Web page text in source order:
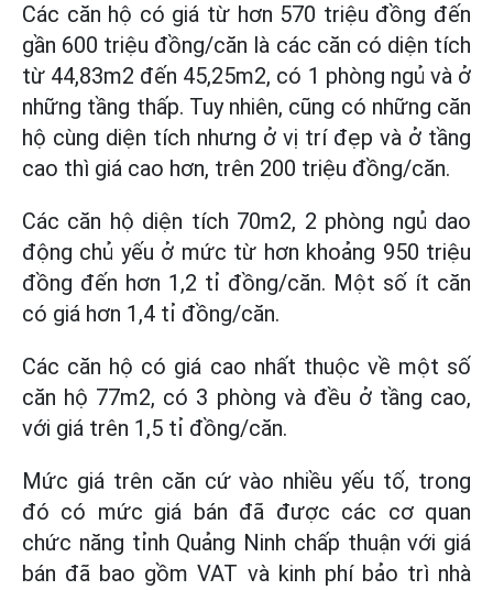
Các căn hộ có giá từ hơn 570 triệu đồng đến
gần 600 triệu đồng/căn là các căn có diện tích
từ 44,83m2 đến 45,25m2, có 1 phòng ngủ và ở
những tầng thấp. Tuy nhiên, cũng có những căn
hộ cùng diện tích nhưng ở vị trí đẹp và ở tầng
cao thì giá cao hơn, trên 200 triệu đồng/căn.
Các căn hộ diện tích 70m2, 2 phòng ngủ dao
động chủ yếu ở mức từ hơn khoảng 950 triệu
đồng đến hơn 1,2 tỉ đồng/căn. Một số ít căn
có giá hơn 1,4 tỉ đồng/căn.
Các căn hộ có giá cao nhất thuộc về một số
căn hộ 77m2, có 3 phòng và đều ở tầng cao,
với giá trên 1,5 tỉ đồng/căn.
Mức giá trên căn cứ vào nhiều yếu tố, trong
đó có mức giá bán đã được các cơ quan
chức năng tỉnh Quảng Ninh chấp thuận với giá
bán đã bao gồm VAT và kinh phí bảo trì nhà